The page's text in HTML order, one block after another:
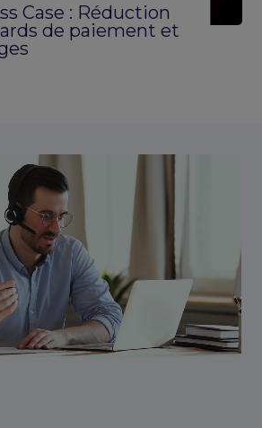
Case : Réduction
de paiement et